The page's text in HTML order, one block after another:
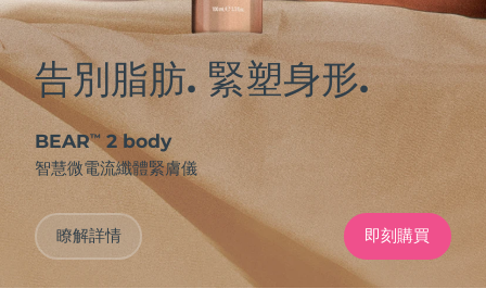
告別脂肪. 緊塑身形.
BEAR™ 2 body
智慧微電流纖體緊膚儀
瞭解詳情 即刻購買